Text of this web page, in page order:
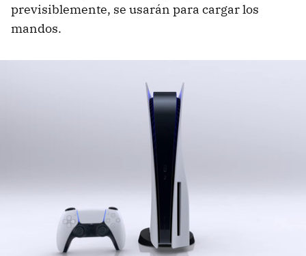
previsiblemente, se usarán para cargar los
mandos.